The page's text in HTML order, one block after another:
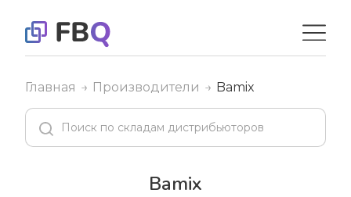
Главная Производители Bamix
Bamix